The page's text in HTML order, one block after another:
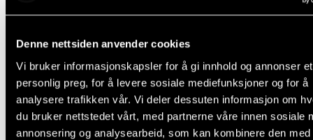
Denne nettsiden anvender cookies
Vi bruker informasjonskapsler for å gi innhold og annonser et
personlig preg, for å levere sosiale mediefunksjoner og for å
analysere trafikken vår. Vi deler dessuten informasjon om
du bruker nettstedet vårt, med partnerne våre innen sosiale
annonsering og analysearbeid, som kan kombinere den med
fasilitere presentasjoner, refleksjon og
med mål om å støtte utviklingen av studentenes
masterprosjekter
ha dialog med faglig ansvarlig for Masterforum